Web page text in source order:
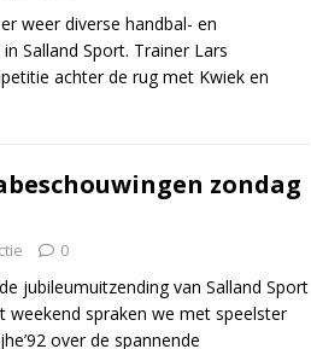
weer diverse handbal- en
Salland Sport. Trainer Lars
achter de rug met Kwiek en
zondag
0
jubileumuitzending van Salland Sport
weekend spraken we met speelster
over de spannende